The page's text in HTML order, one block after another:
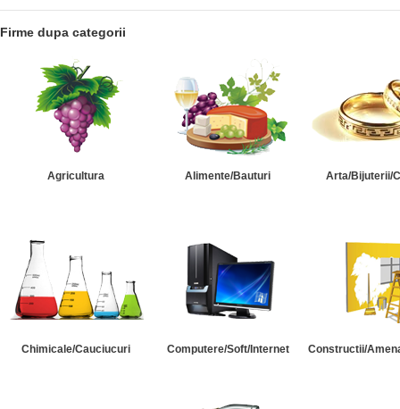
Firme dupa categorii
Agricultura Alimente/Bauturi Arta/Bijuterii/
Chimicale/Cauciucuri Computere/Soft/Internet Constructii/